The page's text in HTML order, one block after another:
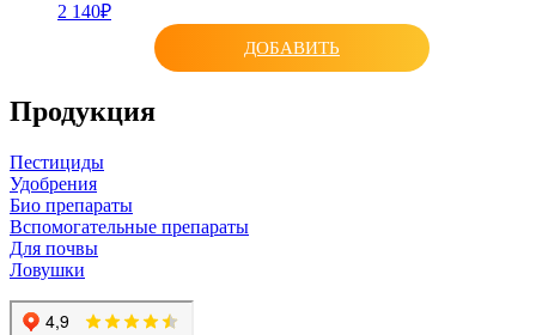
2 140₽
ДОБАВИТЬ
Продукция
Пестициды
Удобрения
Био препараты
Вспомогательные препараты
Для почвы
Ловушки